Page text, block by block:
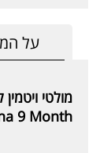
על
מולטי
9 Month